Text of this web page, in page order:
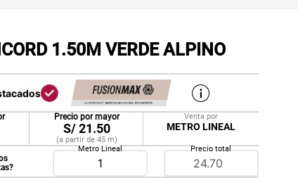
1.50M VERDE ALPINO
Precio por mayor
S/21.50
(a partir de 45 m)
Venta por
METRO LINEAL
Metro Lineal Precio total